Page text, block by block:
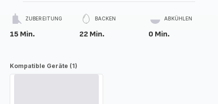
ZUBEREITUNG
15 Min.
BACKEN
22 Min.
ABKÜHLEN
0 Min.
Kompatible Geräte (1)